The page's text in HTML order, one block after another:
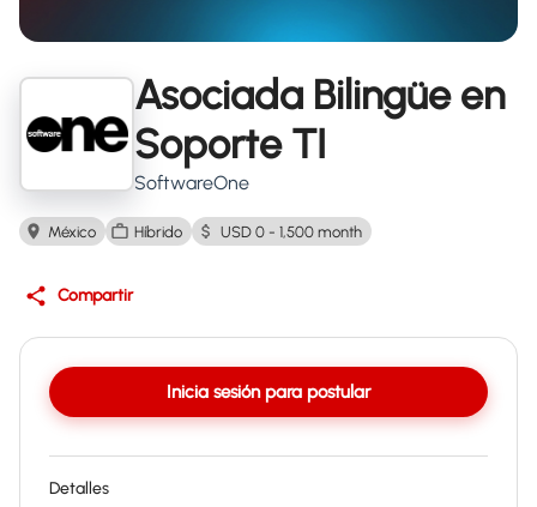
Asociada Bilingüe en
Soporte TI
SoftwareOne
México Híbrido USD 0 - 1,500 month
Compartir
Inicia sesión para postular
Detalles